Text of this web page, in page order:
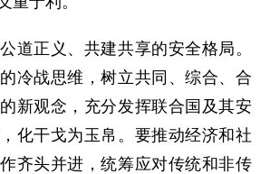
正义、共建共享的安全格局。
冷战思维，树立共同、综合、合
新观念，充分发挥联合国及其安
化干戈为玉帛。要推动经济和社
齐头并进，统筹应对传统和非传